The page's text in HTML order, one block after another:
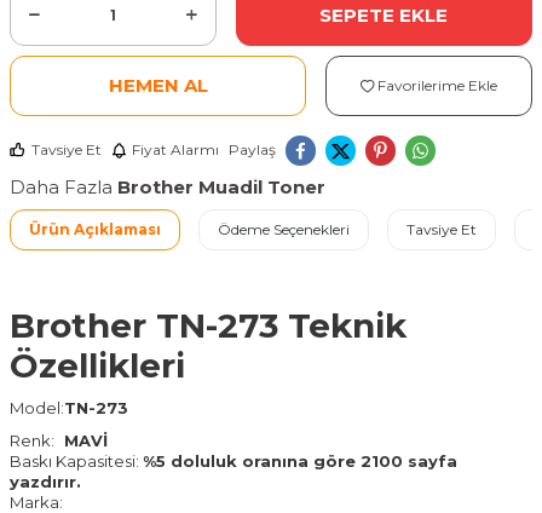
SEPETE EKLE
HEMEN AL Favorilerime Ekle
Tavsiye Et Fiyat Alarmı Paylaş
Daha Fazla Brother Muadil Toner
Ürün Açıklaması Ödeme Seçenekleri Tavsiye Et
Brother TN-273 Teknik
Özellikleri
Model:TN-273
Renk: MAVİ
Baskı Kapasitesi: %5 doluluk oranına göre 2100 sayfa
yazdırır.
Marka: